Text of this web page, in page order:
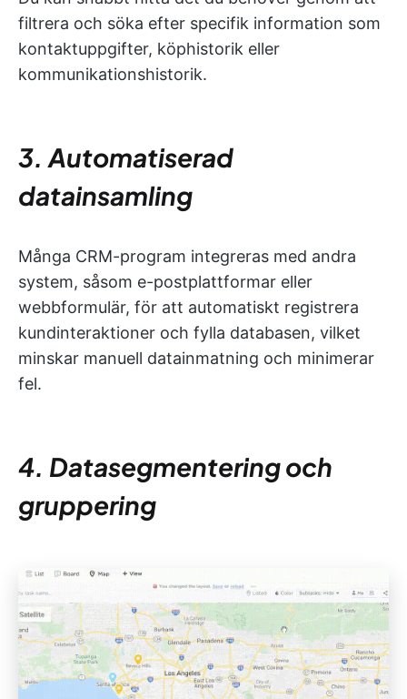
filtrera och söka efter specifik information som
kontaktuppgifter, köphistorik eller
kommunikationshistorik.
3. Automatiserad
datainsamling
Många CRM-program integreras med andra
system, såsom e-postplattformar eller
webbformulär, för att automatiskt registrera
kundinteraktioner och fylla databasen, vilket
minskar manuell datainmatning och minimerar
fel.
4. Datasegmentering och
gruppering